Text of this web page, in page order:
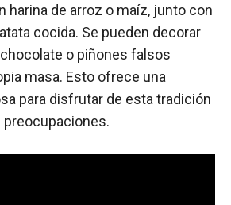
harina de arroz o maíz, junto con
cocida. Se pueden decorar
o piñones falsos
masa. Esto ofrece una
para disfrutar de esta tradición